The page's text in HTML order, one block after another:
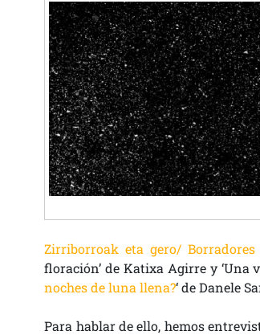
Zirriborroak eta gero/
floración’ de Katixa Agirre y ‘Una
noches de luna llena?‘ de Danele
Para hablar de ello, hemos